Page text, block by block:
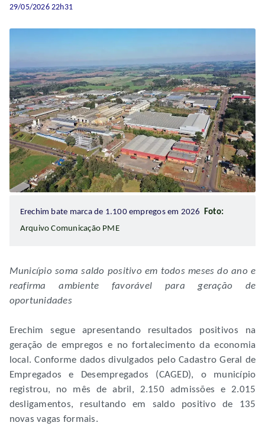
29/05/2026 22h31
Erechim bate marca de 1.100 empregos em 2026Foto:
Arquivo Comunicação PME
Município soma saldo positivo em todos meses do ano e
reafirma ambiente favorável para geração de
oportunidades
Erechim segue apresentando resultados positivos na
geração de empregos e no fortalecimento da economia
local. Conforme dados divulgados pelo Cadastro Geral de
Empregados e Desempregados (CAGED), o município
registrou, no mês de abril, 2.150 admissões e 2.015
desligamentos, resultando em saldo positivo de 135
novas vagas formais.